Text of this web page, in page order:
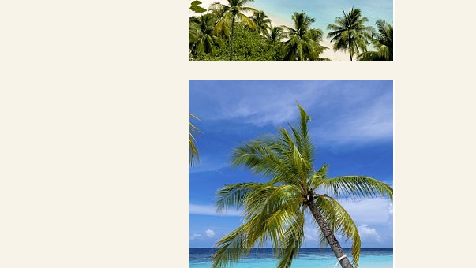
BILDERGALERIE ÖFFNEN